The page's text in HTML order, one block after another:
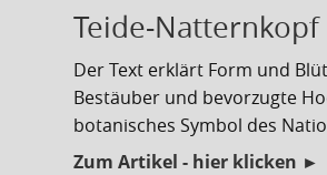
Teide-Natternkopf
Der Text erklärt Form und
Bestäuber und bevorzugte
botanisches Symbol des
Zum Artikel - hier klicken ►